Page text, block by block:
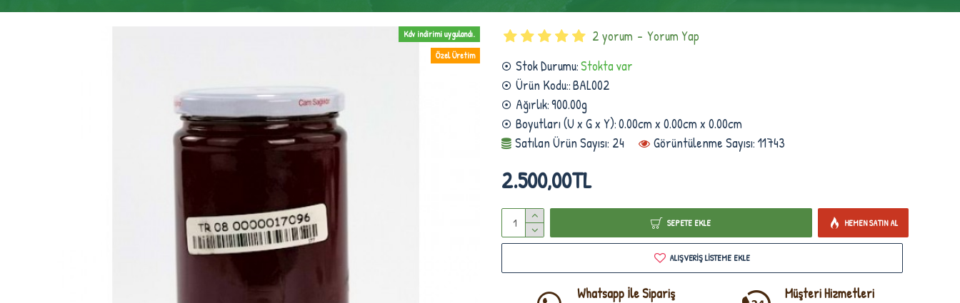
Özel Üretim
Kdv indirimi uygulandı.
Stok Durumu:Stokta var
Ürün Kodu::BAL002
Ağırlık:900.00g
Boyutları (U x G x Y):0.00cm x 0.00cm x 0.00cm
Satılan Ürün Sayısı: 24
Görüntülenme Sayısı: 11743
2 yorum - Yorum Yap
2.500,00TL
SEPETE EKLE HEMEN SATIN AL
ALIŞVERIŞ LISTEME EKLE
Whatsapp İle Sipariş Müşteri Hizmetleri